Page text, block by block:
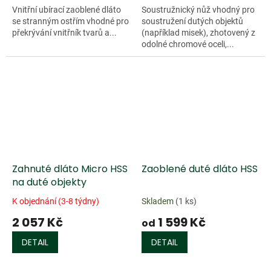
Vnitřní ubírací zaoblené dláto
se stranným ostřím vhodné pro
překrývání vnitřník tvarů a...
Soustružnický nůž vhodný pro
soustružení dutých objektů
(například misek), zhotovený z
odolné chromové oceli,...
Zahnuté dláto Micro HSS
na duté objekty
K objednání (3-8 týdny)
2 057 Kč
DETAIL
Zaoblené duté dláto HSS
Skladem (1 ks)
od 1 599 Kč
DETAIL